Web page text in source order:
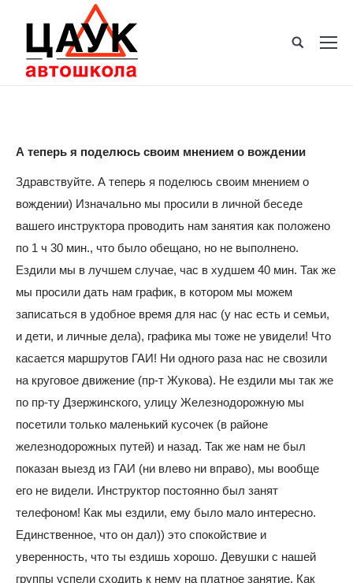
А теперь я поделюсь своим мнением о вождении
Здравствуйте. А теперь я поделюсь своим мнением о
вождении) Изначально мы просили в личной беседе
вашего инструктора проводить нам занятия как положено
по 1 ч 30 мин., что было обещано, но не выполнено.
Ездили мы в лучшем случае, час в худшем 40 мин. Так же
мы просили дать нам график, в котором мы можем
записаться в удобное время для нас (у нас есть и семьи,
и дети, и личные дела), графика мы тоже не увидели! Что
касается маршрутов ГАИ! Ни одного раза нас не свозили
на круговое движение (пр-т Жукова). Не ездили мы так же
по пр-ту Дзержинского, улицу Железнодорожную мы
посетили только маленький кусочек (в районе
железнодорожных путей) и назад. Так же нам не был
показан выезд из ГАИ (ни влево ни вправо), мы вообще
его не видели. Инструктор постоянно был занят
телефоном! Как мы ездили, ему было мало интересно.
Единственное, что он дал)) это спокойствие и
уверенность, что ты ездишь хорошо. Девушки с нашей
группы успели сходить к нему на платное занятие. Как